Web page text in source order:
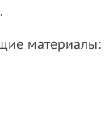
.
материалы: